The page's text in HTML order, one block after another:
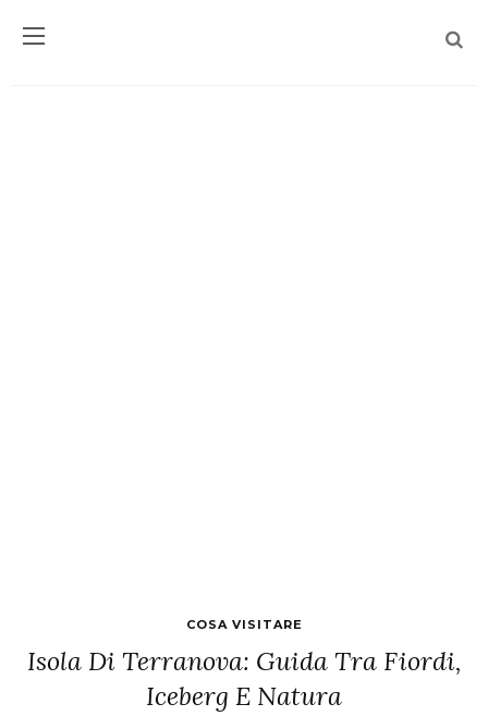
COSA VISITARE
Isola Di Terranova: Guida Tra Fiordi,
Iceberg E Natura